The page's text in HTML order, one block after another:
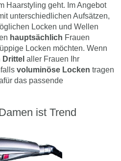
Haarstyling geht. Im Angebot
unterschiedlichen Aufsätzen,
Locken und Wellen
hauptsächlich Frauen
Locken möchten. Wenn
Drittel aller Frauen Ihr
voluminöse Locken tragen
das passende
ist Trend